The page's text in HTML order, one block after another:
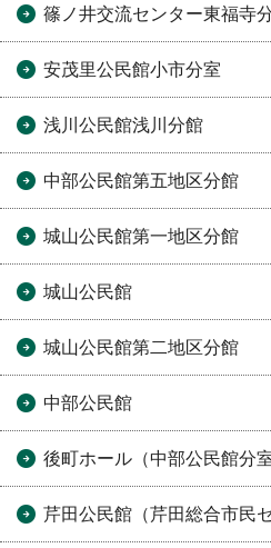
篠ノ井交流センター東福寺
安茂里公民館小市分室
浅川公民館浅川分館
中部公民館第五地区分館
城山公民館第一地区分館
城山公民館
城山公民館第二地区分館
中部公民館
後町ホール（中部公民館分室
芹田公民館（芹田総合市民